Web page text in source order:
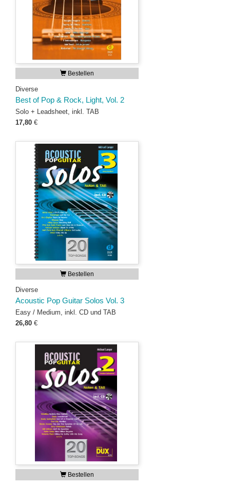
Bestellen
Diverse
Best of Pop & Rock, Light, Vol. 2
Solo + Leadsheet, inkl. TAB
17,80 €
Bestellen
Diverse
Acoustic Pop Guitar Solos Vol. 3
Easy / Medium, inkl. CD und TAB
26,80 €
Bestellen